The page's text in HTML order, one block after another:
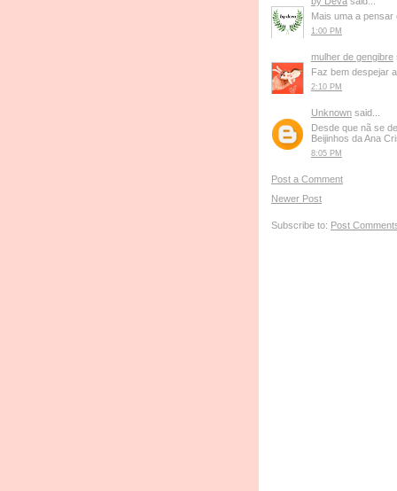
Mais uma a pensar
1:00 PM
mulher de gengibre
Faz bem despejar
2:10 PM
Unknown said...
Desde que nã se
Beijinhos da Ana
8:05 PM
Post a Comment
Newer Post
Subscribe to: Post